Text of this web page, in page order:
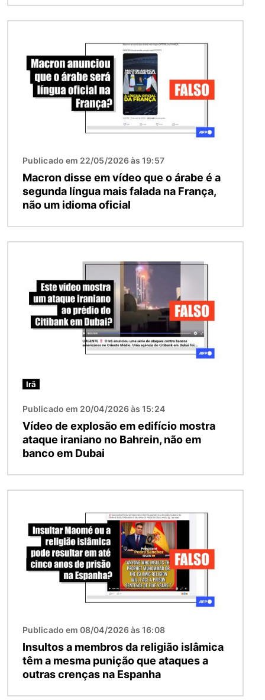
Publicado em 22/05/2026 às 19:57
Macron disse em vídeo que o árabe é a
segunda língua mais falada na França,
não um idioma oficial
Irã
Publicado em 20/04/2026 às 15:24
Vídeo de explosão em edifício mostra
ataque iraniano no Bahrein, não em
banco em Dubai
Publicado em 08/04/2026 às 16:08
Insultos a membros da religião islâmica
têm a mesma punição que ataques a
outras crenças na Espanha